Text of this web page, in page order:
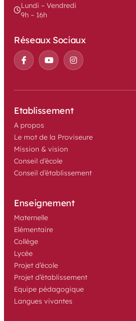
Lundi – Vendredi
9h – 16h
Réseaux Sociaux
Etablissement
A propos
Le mot de la Proviseure
Mission & vision
Conseil d’école
Conseil d’établissement
Enseignement
Maternelle
Elémentaire
Collège
Lycée
Projet d’école
Projet d’établissement
Equipe pédagogique
Langues vivantes